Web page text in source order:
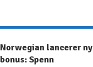
Norwegian lancerer ny
bonus: Spenn